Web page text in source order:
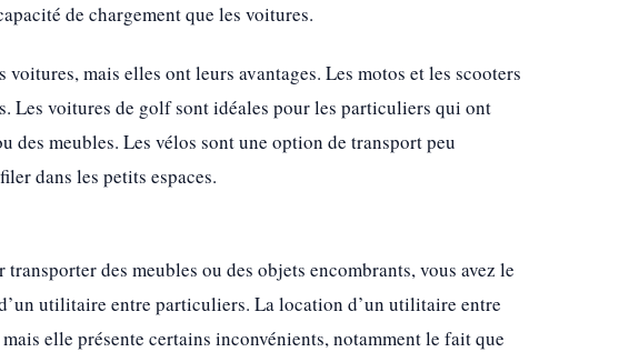
de chargement que les voitures.
mais elles ont leurs avantages. Les motos et les scooters
Les voitures de golf sont idéales pour les particuliers qui ont
meubles. Les vélos sont une option de transport peu
dans les petits espaces.
des meubles ou des objets encombrants, vous avez le
utilitaire entre particuliers. La location d’un utilitaire entre
elle présente certains inconvénients, notamment le fait que